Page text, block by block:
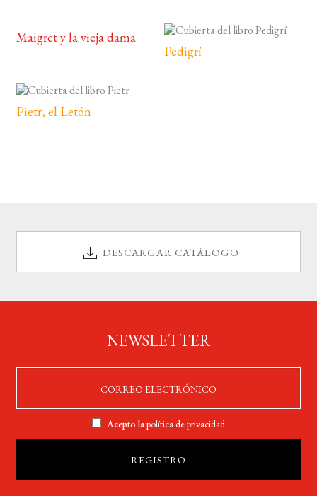
Maigret y la vieja dama
Pedigrí
Pietr, el Letón
DESCARGAR CATÁLOGO
NEWSLETTER
Acepto lapolítica de privacidad